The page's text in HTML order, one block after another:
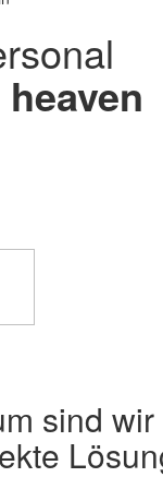
heaven
sind wir